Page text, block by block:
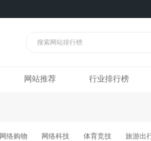
网站推荐 行业排行榜
网络购物 网络科技 体育竞技 旅游出